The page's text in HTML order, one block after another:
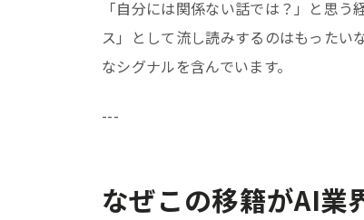
「自分には関係ない話では？」と思
ス」として流し読みするのはもったい
なシグナルを含んでいます。
---
なぜこの移籍がAI業